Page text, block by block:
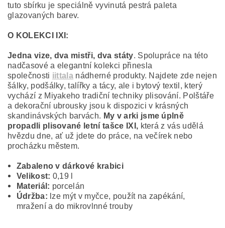
tuto sbírku je speciálně vyvinutá pestrá paleta
glazovaných barev.
O KOLEKCI IXI:
Jedna vize, dva mistři, dva státy. Spolupráce na této
nadčasové a elegantní kolekci přinesla
společnosti iittala nádherné produkty. Najdete zde nejen
šálky, podšálky, talířky a tácy, ale i bytový textil, který
vychází z Miyakeho tradiční techniky plisování. Polštáře
a dekorační ubrousky jsou k dispozici v krásných
skandinávských barvách. My v arki jsme úplně
propadli plisované letní tašce IXI, která z vás udělá
hvězdu dne, ať už jdete do práce, na večírek nebo
procházku městem.
Zabaleno v dárkové krabici
Velikost: 0,19 l
Materiál: porcelán
Údržba: lze mýt v myčce, použít na zapékání,
mražení a do mikrovlnné trouby